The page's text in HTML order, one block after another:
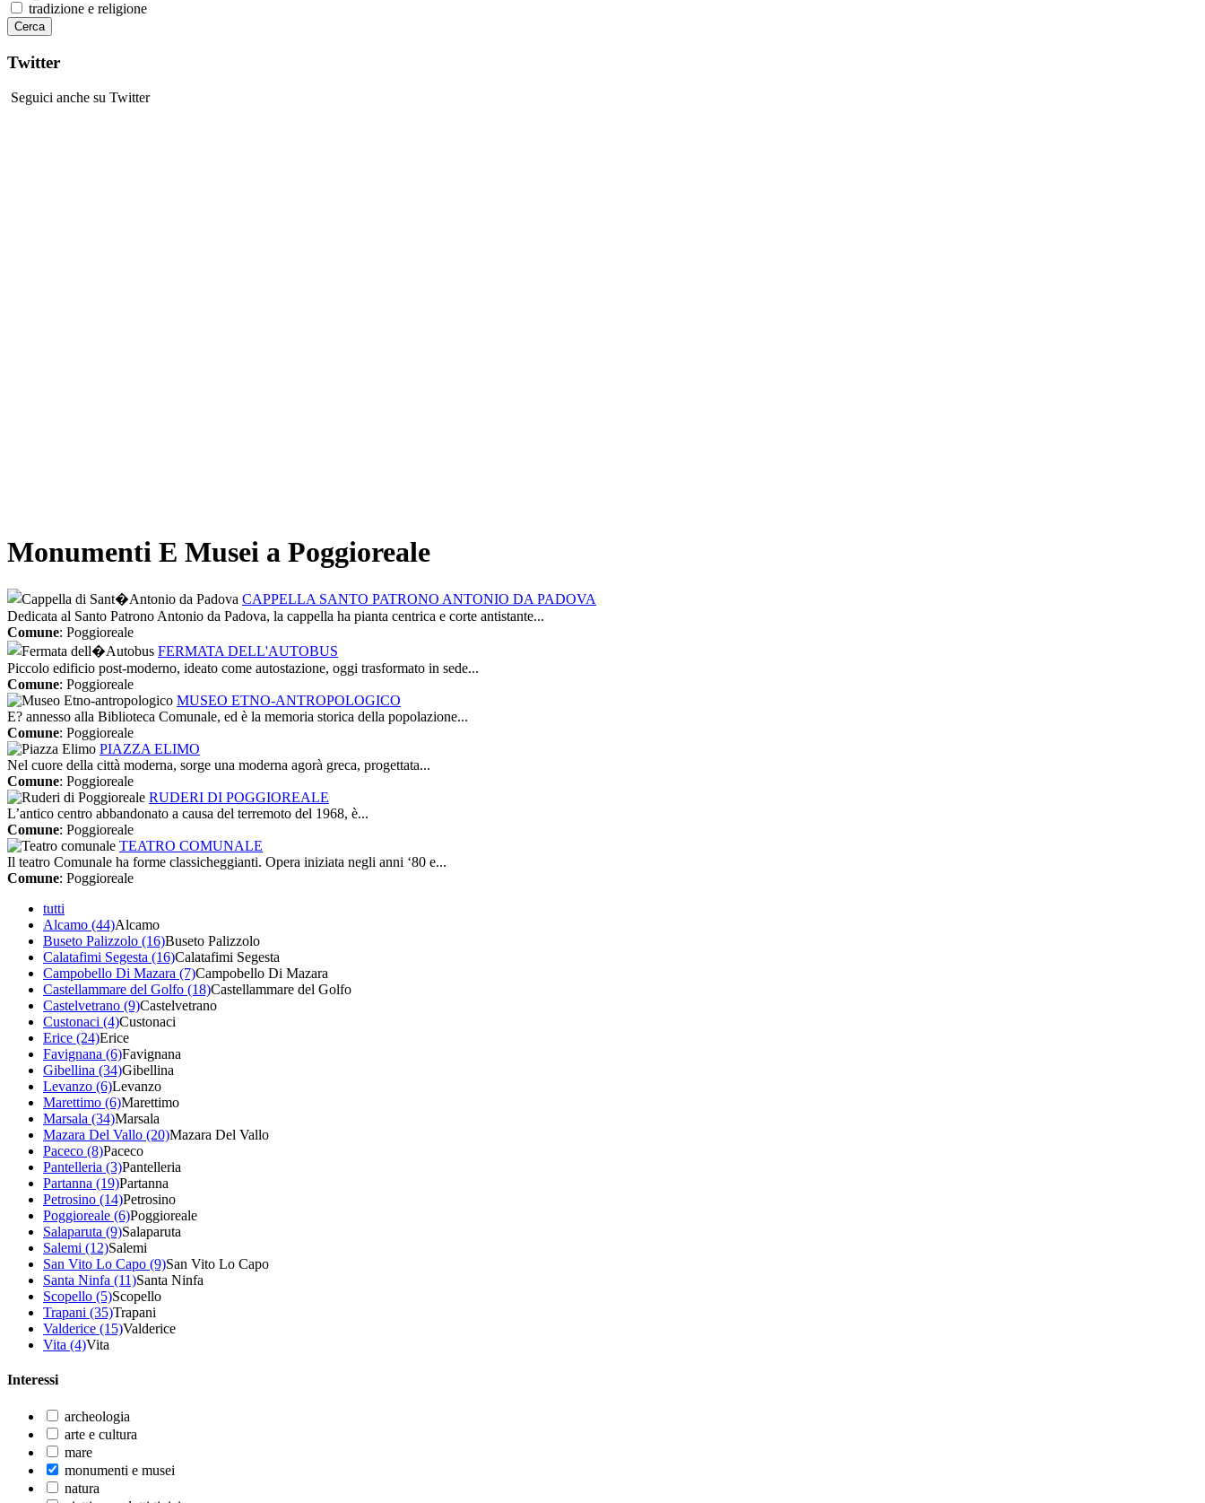
tradizione e religione
Twitter
Seguici anche su Twitter
Monumenti E Musei a Poggioreale
CAPPELLA SANTO PATRONO ANTONIO DA PADOVA
Dedicata al Santo Patrono Antonio da Padova, la cappella ha pianta centrica e corte antistante...
Comune: Poggioreale
FERMATA DELL'AUTOBUS
Piccolo edificio post-moderno, ideato come autostazione, oggi trasformato in sede...
Comune: Poggioreale
MUSEO ETNO-ANTROPOLOGICO
E? annesso alla Biblioteca Comunale, ed è la memoria storica della popolazione...
Comune: Poggioreale
PIAZZA ELIMO
Nel cuore della città moderna, sorge una moderna agorà greca, progettata...
Comune: Poggioreale
RUDERI DI POGGIOREALE
L’antico centro abbandonato a causa del terremoto del 1968, è...
Comune: Poggioreale
TEATRO COMUNALE
Il teatro Comunale ha forme classicheggianti. Opera iniziata negli anni ‘80 e...
Comune: Poggioreale
tutti
Alcamo (44)Alcamo
Buseto Palizzolo (16)Buseto Palizzolo
Calatafimi Segesta (16)Calatafimi Segesta
Campobello Di Mazara (7)Campobello Di Mazara
Castellammare del Golfo (18)Castellammare del Golfo
Castelvetrano (9)Castelvetrano
Custonaci (4)Custonaci
Erice (24)Erice
Favignana (6)Favignana
Gibellina (34)Gibellina
Levanzo (6)Levanzo
Marettimo (6)Marettimo
Marsala (34)Marsala
Mazara Del Vallo (20)Mazara Del Vallo
Paceco (8)Paceco
Pantelleria (3)Pantelleria
Partanna (19)Partanna
Petrosino (14)Petrosino
Poggioreale (6)Poggioreale
Salaparuta (9)Salaparuta
Salemi (12)Salemi
San Vito Lo Capo (9)San Vito Lo Capo
Santa Ninfa (11)Santa Ninfa
Scopello (5)Scopello
Trapani (35)Trapani
Valderice (15)Valderice
Vita (4)Vita
Interessi
archeologia
arte e cultura
mare
monumenti e musei
natura